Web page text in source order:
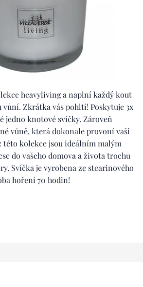
heavyliving a naplní každý kout
vůní. Zkrátka vás pohltí! Poskytuje 3x
jedno knotové svíčky. Zároveň
vůně, která dokonale provoní vaši
této kolekce jsou ideálním malým
do vašeho domova a života trochu
Svíčka je vyrobena ze stearinového
hoření 70 hodin!